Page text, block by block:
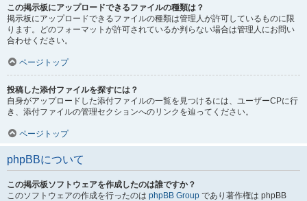
この掲示板にアップロードできるファイルの種類は？
掲示板にアップロードできるファイルの種類は管理人が許可しているものに限
ります。どのフォーマットが許可されているか判らない場合は管理人にお問い
合わせください。
ページトップ
投稿した添付ファイルを探すには？
自身がアップロードした添付ファイルの一覧を見つけるには、ユーザーCPに行
き、添付ファイルの管理セクションへのリンクを辿ってください。
ページトップ
phpBBについて
この掲示板ソフトウェアを作成したのは誰ですか？
このソフトウェアの作成を行ったのは phpBB Group であり著作権は phpBB